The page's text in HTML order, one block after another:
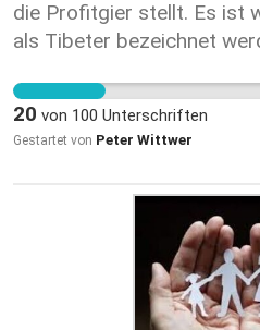
die Profitgier stellt. Es ist
als Tibeter bezeichnet
20 von 100 Unterschriften
Gestartet von Peter Wittwer